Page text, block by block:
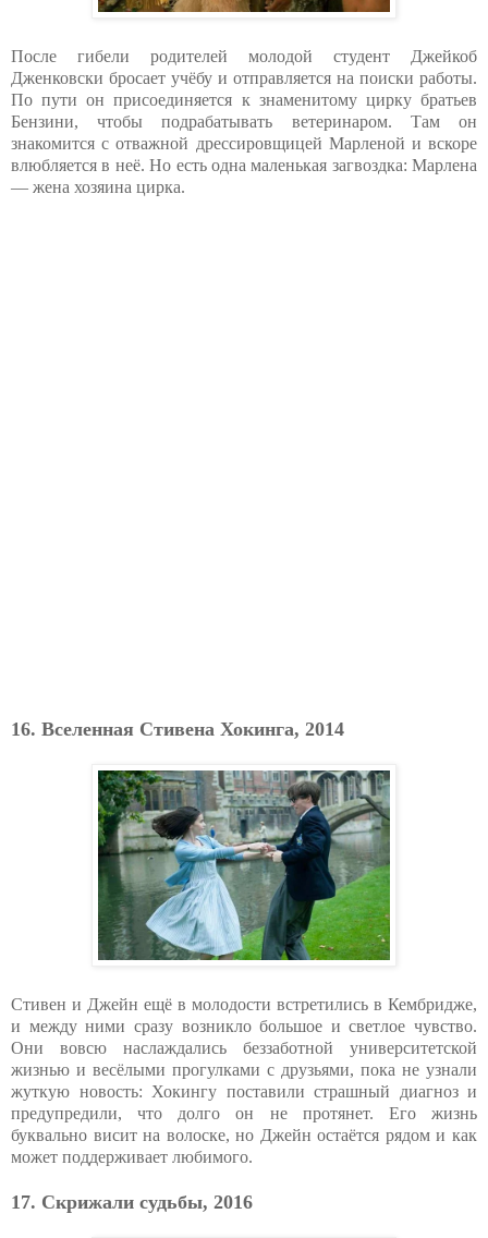
После гибели родителей молодой студент Джейкоб
Дженковски бросает учёбу и отправляется на поиски работы.
По пути он присоединяется к знаменитому цирку братьев
Бензини, чтобы подрабатывать ветеринаром. Там он
знакомится с отважной дрессировщицей Марленой и вскоре
влюбляется в неё. Но есть одна маленькая загвоздка: Марлена
— жена хозяина цирка.
16. Вселенная Стивена Хокинга, 2014
Стивен и Джейн ещё в молодости встретились в Кембридже,
и между ними сразу возникло большое и светлое чувство.
Они вовсю наслаждались беззаботной университетской
жизнью и весёлыми прогулками с друзьями, пока не узнали
жуткую новость: Хокингу поставили страшный диагноз и
предупредили, что долго он не протянет. Его жизнь
буквально висит на волоске, но Джейн остаётся рядом и как
может поддерживает любимого.
17. Скрижали судьбы, 2016